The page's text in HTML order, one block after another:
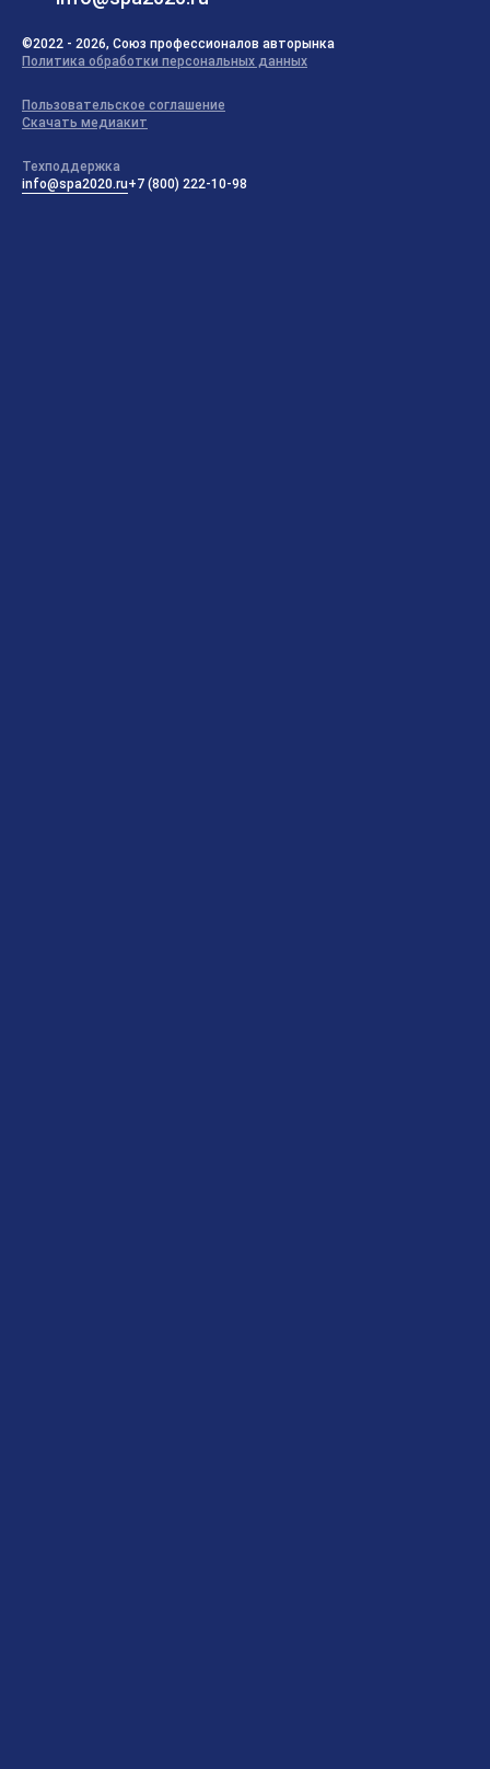
©2022 - 2026, Союз профессионалов авторынка
Политика обработки персональных данных
Пользовательское соглашение
Скачать медиакит
Техподдержка
info@spa2020.ru+7 (800) 222-10-98